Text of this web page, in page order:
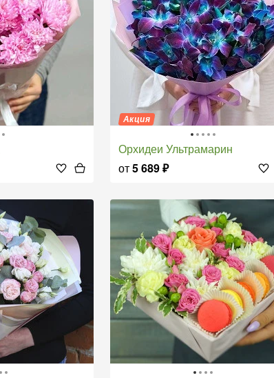
Акция
Орхидеи Ультрамарин
от5 689₽